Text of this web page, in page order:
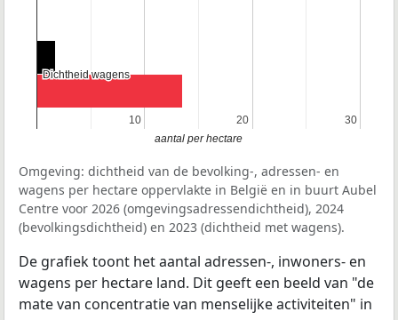
10
10 20
20 30
30
Dichtheid wagens
Dichtheid wagens
aantal per hectare
Omgeving: dichtheid van de bevolking-, adressen- en
wagens per hectare oppervlakte in België en in buurt Aubel
Centre voor 2026 (omgevingsadressendichtheid), 2024
(bevolkingsdichtheid) en 2023 (dichtheid met wagens).
De grafiek toont het aantal adressen-, inwoners- en
wagens per hectare land. Dit geeft een beeld van "de
mate van concentratie van menselijke activiteiten" in